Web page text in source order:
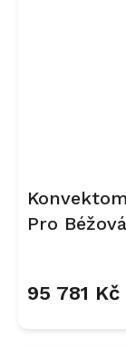
Pro
95 781 Kč